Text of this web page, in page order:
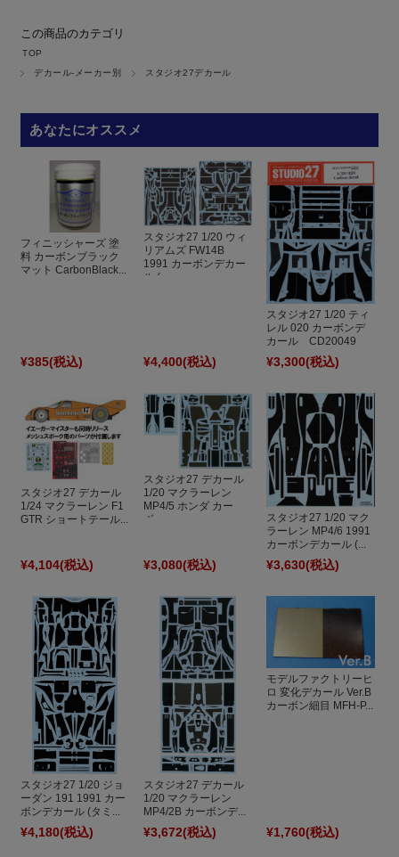
この商品のカテゴリ
TOP
デカール-メーカー別
スタジオ27デカール
あなたにオススメ
フィニッシャーズ 塗
料 カーボンブラック
マット CarbonBlack...
¥385(税込)
スタジオ27 1/20 ウィ
リアムズ FW14B
1991 カーボンデカー
ル (...
¥4,400(税込)
スタジオ27 1/20 ティ
レル 020 カーボンデ
カール CD20049
¥3,300(税込)
スタジオ27 デカール
1/24 マクラーレン F1
GTR ショートテール...
¥4,104(税込)
スタジオ27 デカール
1/20 マクラーレン
MP4/5 ホンダ カー
ボ...
¥3,080(税込)
スタジオ27 1/20 マク
ラーレン MP4/6 1991
カーボンデカール (...
¥3,630(税込)
スタジオ27 1/20 ジョ
ーダン 191 1991 カー
ボンデカール (タミ...
¥4,180(税込)
スタジオ27 デカール
1/20 マクラーレン
MP4/2B カーボンデ...
¥3,672(税込)
モデルファクトリーヒ
ロ 変化デカール Ver.B
カーボン細目 MFH-P...
¥1,760(税込)